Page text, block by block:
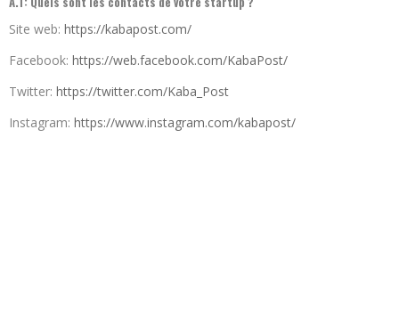
Site web: https://kabapost.com/
Facebook: https://web.facebook.com/KabaPost/
Twitter: https://twitter.com/Kaba_Post
Instagram: https://www.instagram.com/kabapost/